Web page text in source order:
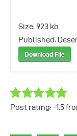
Size:923 kb
Published:
Download File
Post rating:-1.5